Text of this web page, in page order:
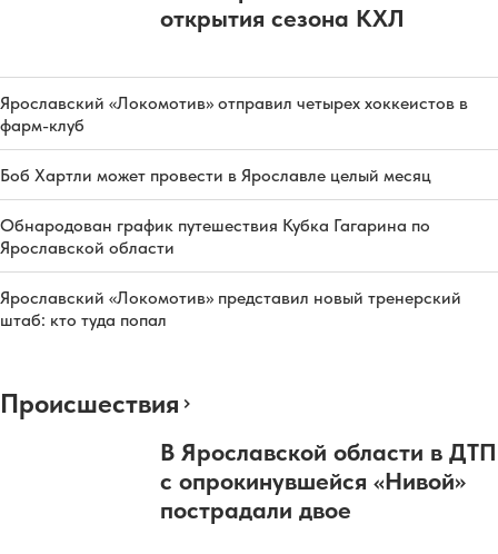
открытия сезона КХЛ
Ярославский «Локомотив» отправил четырех хоккеистов в
фарм-клуб
Боб Хартли может провести в Ярославле целый месяц
Обнародован график путешествия Кубка Гагарина по
Ярославской области
Ярославский «Локомотив» представил новый тренерский
штаб: кто туда попал
Происшествия
В Ярославской области в ДТП
с опрокинувшейся «Нивой»
пострадали двое